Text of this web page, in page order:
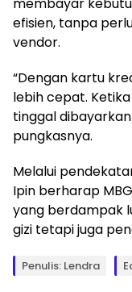
efisien, tanpa
vendor.
“Dengan kartu
lebih cepat. Ketika
tinggal
pungkasnya.
Melalui
Ipin berharap
yang berdampak
gizi tetapi juga
Penulis: Lendra